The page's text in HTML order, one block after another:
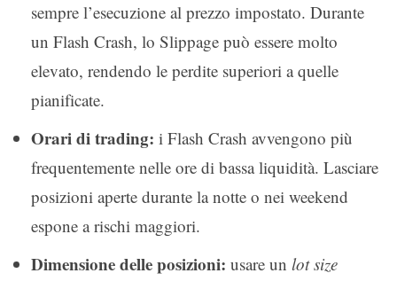
sempre l’esecuzione al prezzo impostato. Durante
un Flash Crash, lo Slippage può essere molto
elevato, rendendo le perdite superiori a quelle
pianificate.
Orari di trading: i Flash Crash avvengono più
frequentemente nelle ore di bassa liquidità. Lasciare
posizioni aperte durante la notte o nei weekend
espone a rischi maggiori.
Dimensione delle posizioni: usare un lot size